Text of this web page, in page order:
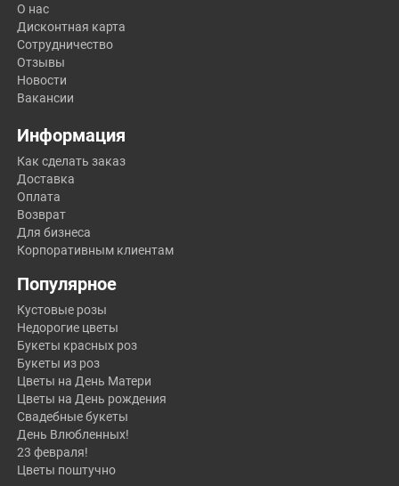
О нас
Дисконтная карта
Сотрудничество
Отзывы
Новости
Вакансии
Информация
Как сделать заказ
Доставка
Оплата
Возврат
Для бизнеса
Корпоративным клиентам
Популярное
Кустовые розы
Недорогие цветы
Букеты красных роз
Букеты из роз
Цветы на День Матери
Цветы на День рождения
Свадебные букеты
День Влюбленных!
23 февраля!
Цветы поштучно